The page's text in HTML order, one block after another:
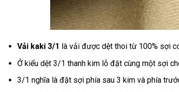
Vải kaki 3/1 là vải được dệt thoi từ 100% sợi
Ở kiểu dệt 3/1 thanh kim lỗ đặt cùng một sợi
3/1 nghĩa là đặt sợi phía sau 3 kim và phía